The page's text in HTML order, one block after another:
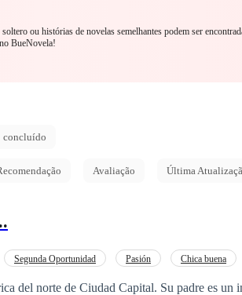
ou histórias de novelas semelhantes podem ser
BueNovela!
concluído
Avaliação Última
Segunda Oportunidad Pasión Chica buena
del norte de Ciudad Capital. Su padre es un